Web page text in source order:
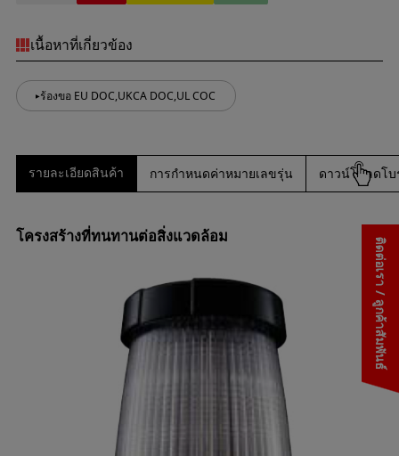
ติดต่อเรา / ลูกค้าสัมพันธ์
เนื้อหาที่เกี่ยวข้อง
ร้องขอ EU DOC,UKCA DOC,UL COC
รายละเอียดสินค้า การกำหนดค่าหมายเลขรุ่น ดาวน์โหลดโ
โครงสร้างที่ทนทานต่อสิ่งแวดล้อม